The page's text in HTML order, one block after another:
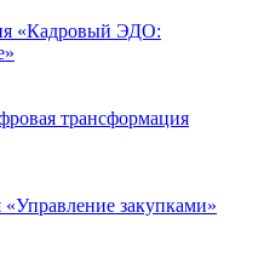
«Кадровый ЭДО:
трансформация
закупками»